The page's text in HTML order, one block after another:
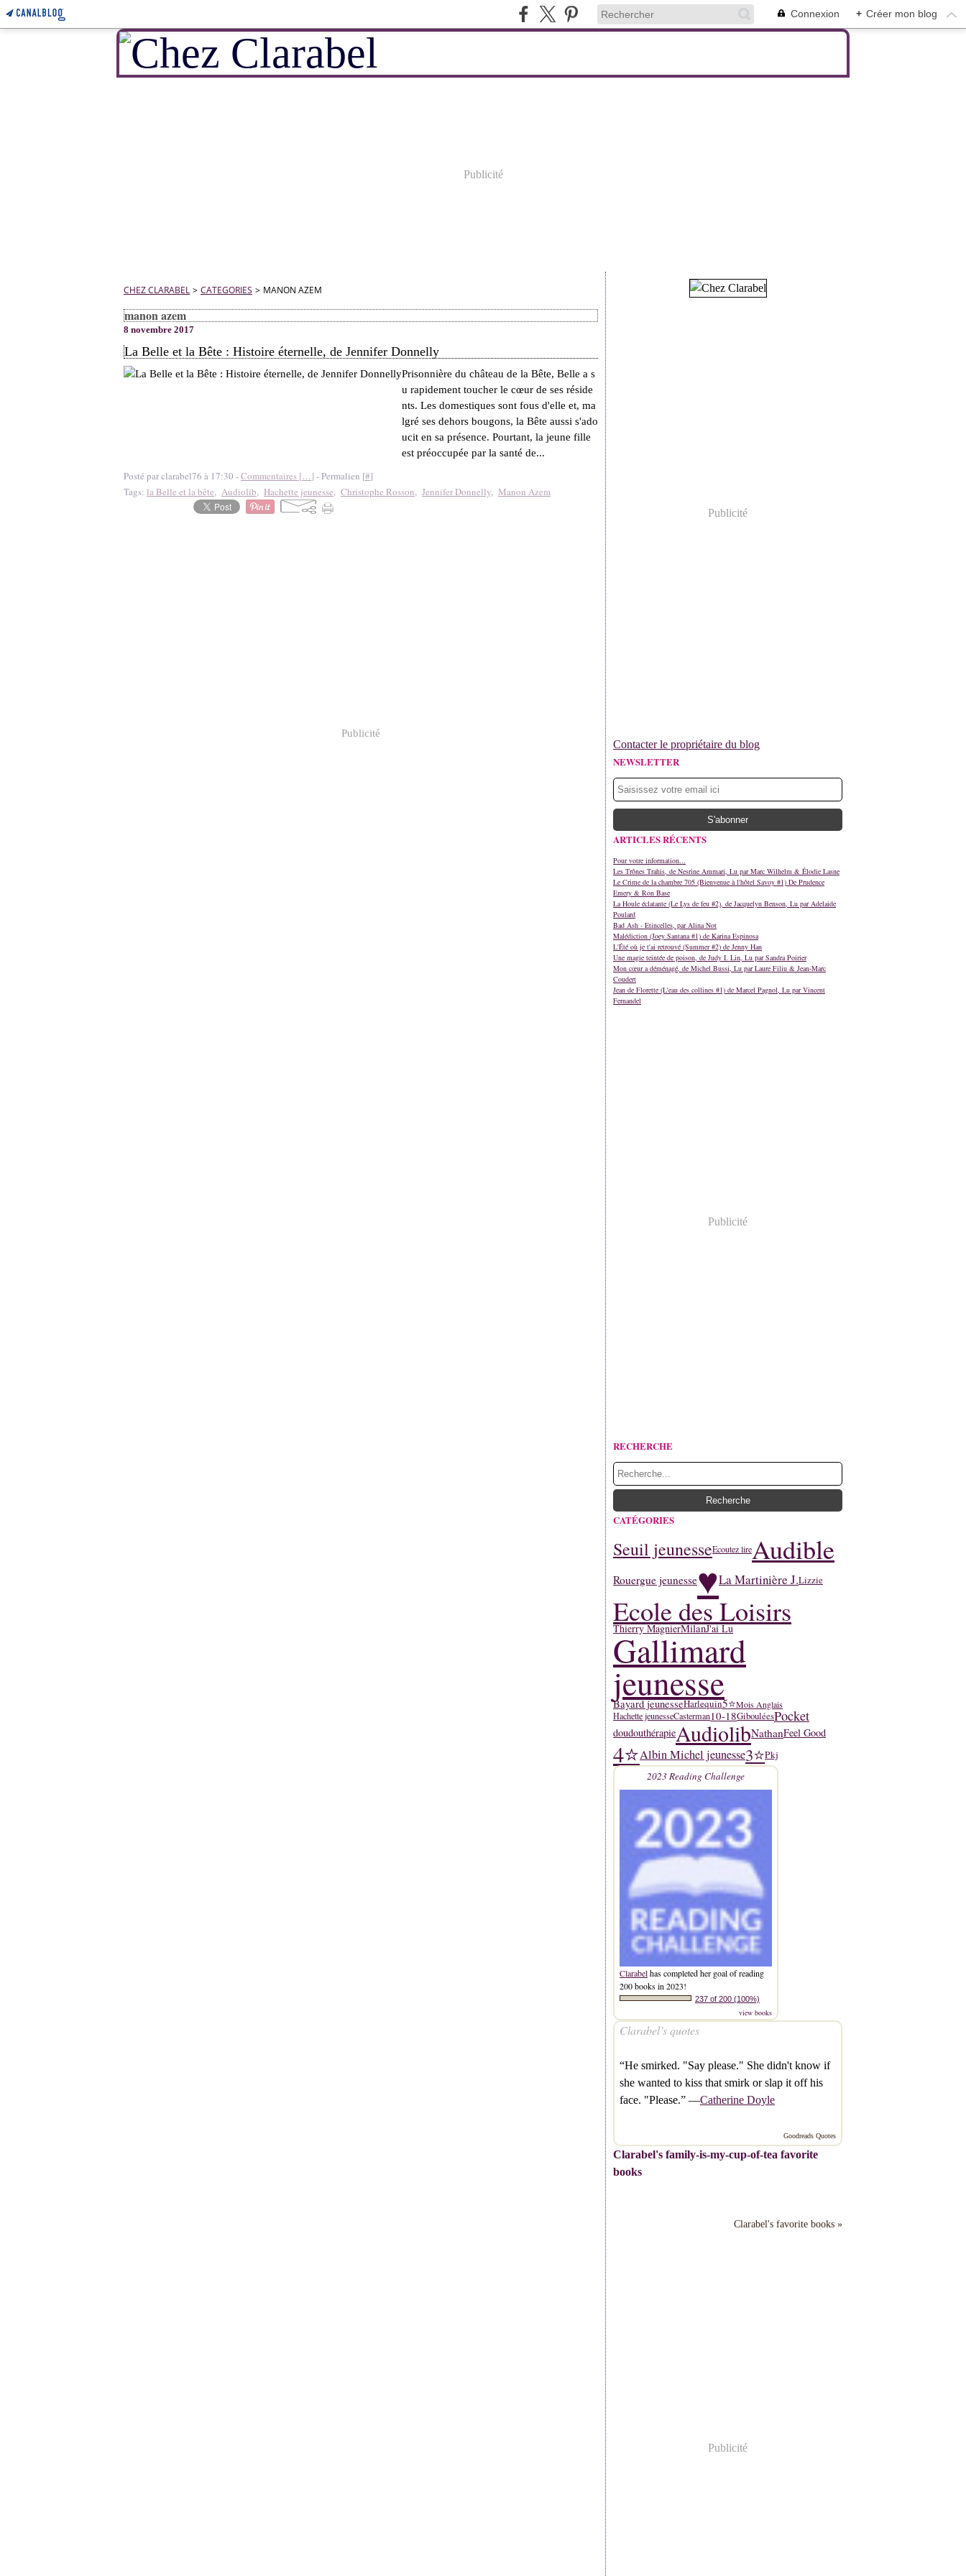
Connexion + Créer mon blog
Publicité
CHEZ CLARABEL > CATEGORIES > MANON AZEM
manon azem
8 novembre 2017
La Belle et la Bête : Histoire éternelle, de Jennifer Donnelly
Prisonnière du château de la Bête, Belle a s
u rapidement toucher le cœur de ses réside
nts. Les domestiques sont fous d'elle et, ma
lgré ses dehors bougons, la Bête aussi s'ado
ucit en sa présence. Pourtant, la jeune fille
est préoccupée par la santé de...
Posté par clarabel76 à 17:30 -Commentaires […] - Permalien [#]
Tags: la Belle et la bête, Audiolib, Hachette jeunesse, Christophe Rosson, Jennifer Donnelly, Manon Azem
Publicité
Publicité
Contacter le propriétaire du blog
NEWSLETTER
ARTICLES RÉCENTS
Pour votre information...
Les Trônes Trahis, de Nesrine Ammari, Lu par Marc Wilhelm & Élodie Lasne
Le Crime de la chambre 705 (Bienvenue à l'hôtel Savoy #1) De Prudence
Emery & Ron Base
La Houle éclatante (Le Lys de feu #2), de Jacquelyn Benson, Lu par Adelaide
Poulard
Bad Ash - Etincelles, par Alina Not
Malédiction (Joey Santana #1) de Karina Espinosa
L'Été où je t'ai retrouvé (Summer #2) de Jenny Han
Une magie teintée de poison, de Judy I. Lin, Lu par Sandra Poirier
Mon cœur a déménagé, de Michel Bussi, Lu par Laure Filiu & Jean-Marc
Coudert
Jean de Florette (L'eau des collines #1) de Marcel Pagnol, Lu par Vincent
Fernandel
Publicité
RECHERCHE
CATÉGORIES
Seuil jeunesseEcoutez lireAudible
Rouergue jeunesse♥La Martinière J.Lizzie
Ecole des Loisirs
Thierry MagnierMilanJ'ai Lu
Gallimard
jeunesse
Bayard jeunesseHarlequin5⭐Mois Anglais
Hachette jeunesseCasterman10-18GibouléesPocket
doudouthérapieAudiolibNathanFeel Good
4⭐Albin Michel jeunesse3⭐Pkj
2023 Reading Challenge
Clarabelhas completed her goal of reading
200 books in 2023!
237 of 200 (100%)
view books
Clarabel’s quotes
“He smirked. "Say please." She didn't know if
she wanted to kiss that smirk or slap it off his
face. "Please.” —Catherine Doyle
Goodreads Quotes
Clarabel's family-is-my-cup-of-tea favorite
books
Clarabel's favorite books »
Publicité